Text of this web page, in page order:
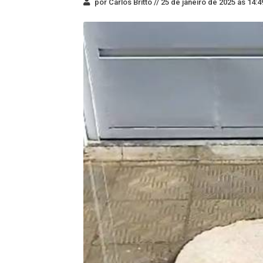
por Carlos Britto // 25 de janeiro de 2025 às